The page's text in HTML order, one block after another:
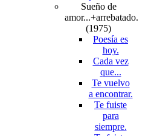
Sueño de
amor...+arrebatado.
(1975)
Poesía es
hoy.
Cada vez
que...
Te vuelvo
a encontrar.
Te fuiste
para
siempre.